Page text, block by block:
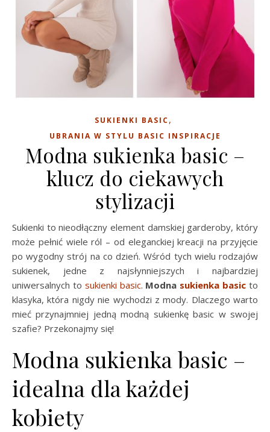
SUKIENKI BASIC,
UBRANIA W STYLU BASIC INSPIRACJE
Modna sukienka basic –
klucz do ciekawych
stylizacji
Sukienki to nieodłączny element damskiej garderoby, który
może pełnić wiele ról – od eleganckiej kreacji na przyjęcie
po wygodny strój na co dzień. Wśród tych wielu rodzajów
sukienek, jedne z najsłynniejszych i najbardziej
uniwersalnych to sukienki basic. Modna sukienka basic to
klasyka, która nigdy nie wychodzi z mody. Dlaczego warto
mieć przynajmniej jedną modną sukienkę basic w swojej
szafie? Przekonajmy się!
Modna sukienka basic –
idealna dla każdej
kobiety